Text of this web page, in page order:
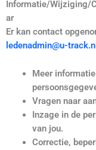
Informatie/Wijziging/
ar
Er kan contact
ledenadmin@u-track.nl
Meer
Vragen naar
Inzage in de
van jou.
Correctie,